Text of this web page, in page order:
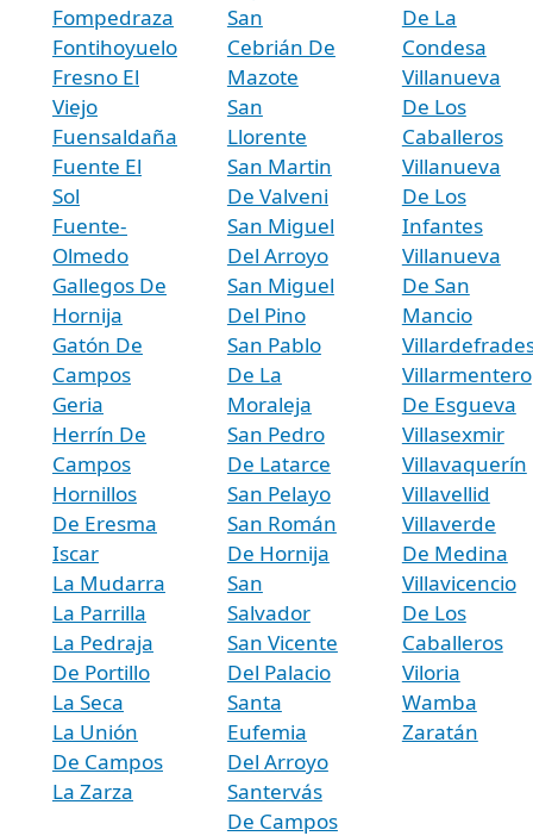
Fompedraza
Fontihoyuelo
Fresno El
Viejo
Fuensaldaña
Fuente El
Sol
Fuente-
Olmedo
Gallegos De
Hornija
Gatón De
Campos
Geria
Herrín De
Campos
Hornillos
De Eresma
Iscar
La Mudarra
La Parrilla
La Pedraja
De Portillo
La Seca
La Unión
De Campos
La Zarza
San
Cebrián De
Mazote
San
Llorente
San Martin
De Valveni
San Miguel
Del Arroyo
San Miguel
Del Pino
San Pablo
De La
Moraleja
San Pedro
De Latarce
San Pelayo
San Román
De Hornija
San
Salvador
San Vicente
Del Palacio
Santa
Eufemia
Del Arroyo
Santervás
De Campos
De La
Condesa
Villanueva
De Los
Caballeros
Villanueva
De Los
Infantes
Villanueva
De San
Mancio
Villarmentero
De Esgueva
Villasexmir
Villavaquerín
Villavellid
Villaverde
De Medina
Villavicencio
De Los
Caballeros
Viloria
Wamba
Zaratán